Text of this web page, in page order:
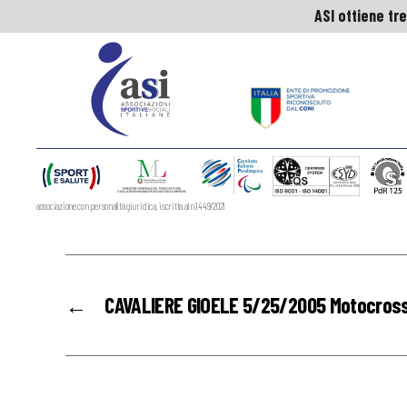
ASI ottiene
ASI
Nazionale
associazione con personalità giuridica, iscritta al n.1449/2021
← CAVALIERE GIOELE 5/25/2005